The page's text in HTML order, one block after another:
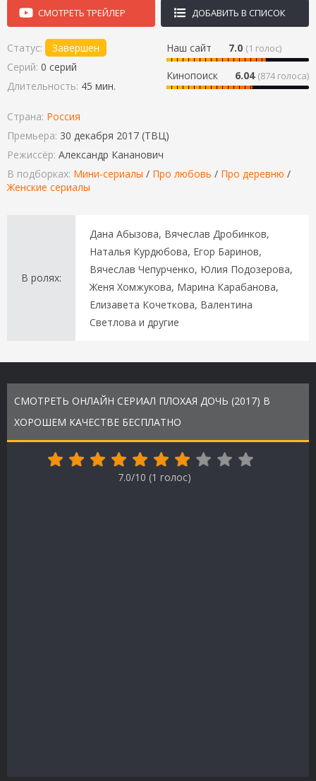
СМОТРЕТЬ ТРЕЙЛЕР ДОБАВИТЬ В СПИСОК
Наш сайт 7.0 (1 голос)
Кинопоиск 6.04 (874 голоса)
Статус:
Завершен
Серий: 0 серий
Длительность: 45 мин.
Страна: Россия
Премьера: 30 декабря 2017 (ТВЦ)
Режиссёр: Александр Кананович
В подборках: Мини-сериалы / Про любовь / Про деревню /
Женские сериалы
В ролях:
Дана Абызова, Вячеслав Дробинков,
Наталья Курдюбова, Егор Баринов,
Вячеслав Чепурченко, Юлия Подозерова,
Женя Хомжукова, Марина Карабанова,
Елизавета Кочеткова, Валентина
Светлова и другие
СМОТРЕТЬ ОНЛАЙН СЕРИАЛ ПЛОХАЯ ДОЧЬ (2017) В
ХОРОШЕМ КАЧЕСТВЕ БЕСПЛАТНО
7.0/10 (1 голос)